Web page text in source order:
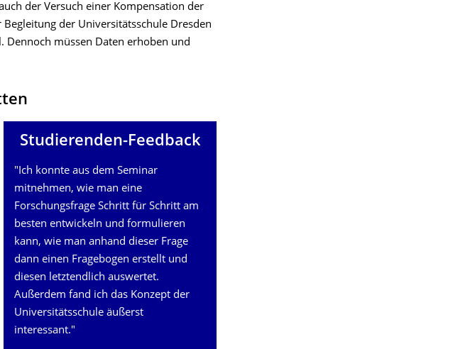
der Versuch einer Kompensation der
der Universitätsschule Dresden
Dennoch müssen Daten er­ho­ben und
Studierenden-Feedback
"Ich konnte aus dem Seminar
mitnehmen, wie man eine
Forschungsfrage Schritt für Schritt am
besten entwickeln und formulieren
kann, wie man anhand dieser Frage
dann einen Fragebogen erstellt und
diesen letztendlich auswertet.
Außerdem fand ich das Konzept der
Universitätsschule äußerst
interessant."